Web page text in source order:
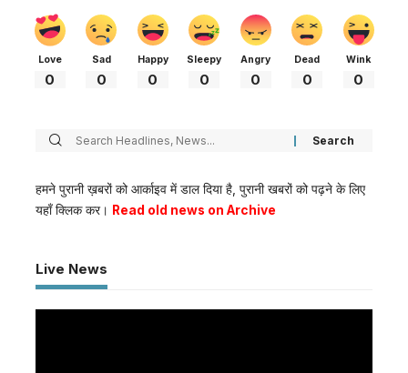
Love
0
Sad
0
Happy
0
Sleepy
0
Angry
0
Dead
0
Wink
0
हमने पुरानी ख़बरों को आर्काइव में डाल दिया है, पुरानी खबरों को पढ़ने के लिए
यहाँ क्लिक कर। Read old news on Archive
Live News